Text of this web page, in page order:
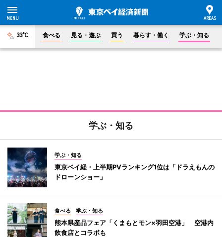
33°C 食べる 見る・遊ぶ 買う 暮らす・働く 学ぶ・知る
学ぶ・知る
学ぶ・知る
東京ベイ経・上半期PVランキング1位は「ドラえもんの
ドローンショー」
食べる 学ぶ・知る
熊本県産品フェア「くまもとモン×羽田空港」 空港内
飲食店とコラボも